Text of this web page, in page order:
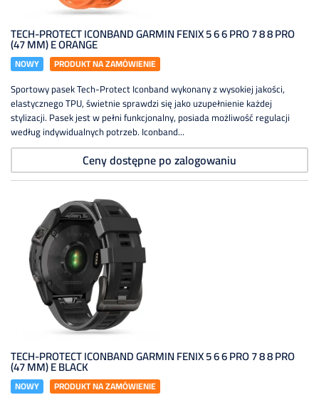
TECH-PROTECT ICONBAND GARMIN FENIX 5 6 6 PRO 7 8 8 PRO
(47 MM) E ORANGE
NOWY PRODUKT NA ZAMÓWIENIE
Sportowy pasek Tech-Protect Iconband wykonany z wysokiej jakości,
elastycznego TPU, świetnie sprawdzi się jako uzupełnienie każdej
stylizacji. Pasek jest w pełni funkcjonalny, posiada możliwość regulacji
według indywidualnych potrzeb. Iconband...
Ceny dostępne po zalogowaniu
TECH-PROTECT ICONBAND GARMIN FENIX 5 6 6 PRO 7 8 8 PRO
(47 MM) E BLACK
NOWY PRODUKT NA ZAMÓWIENIE